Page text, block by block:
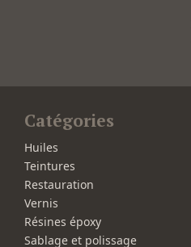
Catégories
Huiles
Teintures
Restauration
Vernis
Résines époxy
Sablage et polissage